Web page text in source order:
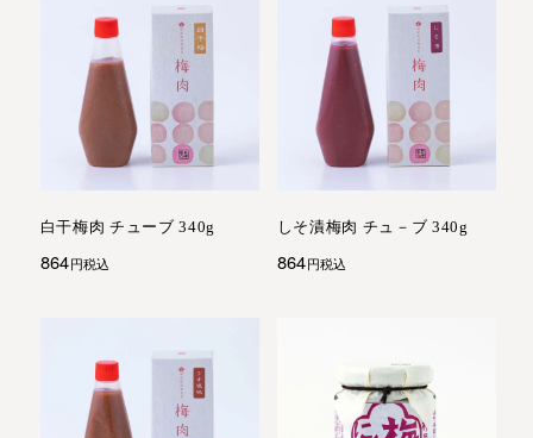
白干梅肉 チューブ 340g
864 税込
しそ漬梅肉 チュ－ブ 340g
864 税込